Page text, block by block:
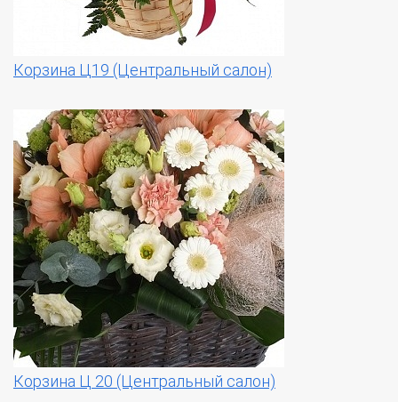
Корзина Ц19 (Центральный салон)
Корзина Ц 20 (Центральный салон)